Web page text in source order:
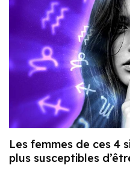
Les femmes de ces 4
plus susceptibles